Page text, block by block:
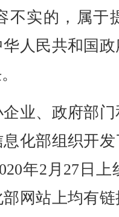
不实的，属于
人民共和国
、政府部门
化部组织开
年2月27日
网站上均有